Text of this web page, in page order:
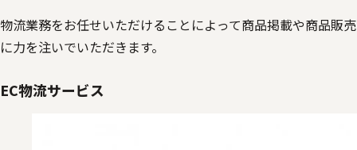
物流業務をお任せいただけることによって商品掲載や商品販売
に力を注いでいただきます。
EC物流サービス